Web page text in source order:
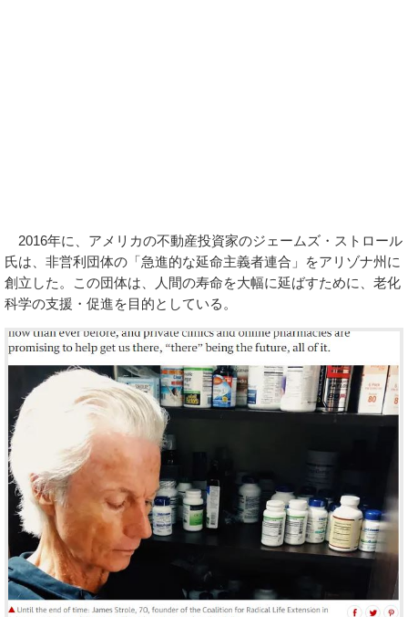
2016年に、アメリカの不動産投資家のジェームズ・ストロール
氏は、非営利団体の「急進的な延命主義者連合」をアリゾナ州に
創立した。この団体は、人間の寿命を大幅に延ばすために、老化
科学の支援・促進を目的としている。